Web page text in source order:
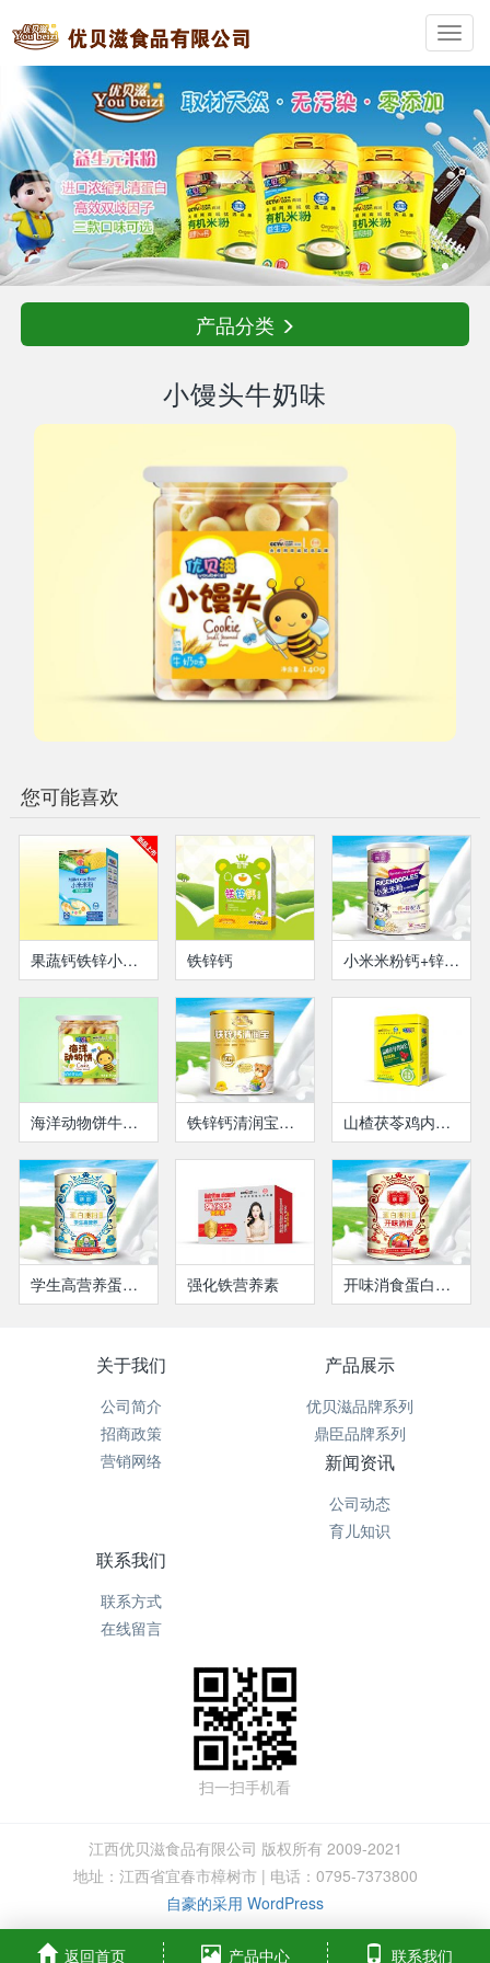
产品分类
小馒头牛奶味
您可能喜欢
果蔬钙铁锌小米米粉-盒装 铁锌钙 小米米粉钙+锌护肠米粉
海洋动物饼牛奶哈密瓜味 铁锌钙清润宝（瓶装） 山楂茯苓鸡内金微晶粉
学生高营养蛋白质粉 强化铁营养素 开味消食蛋白质粉
关于我们
公司简介
招商政策
营销网络
产品展示
优贝滋品牌系列
鼎臣品牌系列
新闻资讯
公司动态
育儿知识
联系我们
联系方式
在线留言
扫一扫手机看
江西优贝滋食品有限公司 版权所有 2009-2021
地址：江西省宜春市樟树市 | 电话：0795-7373800
自豪的采用 WordPress
返回首页 产品中心 联系我们